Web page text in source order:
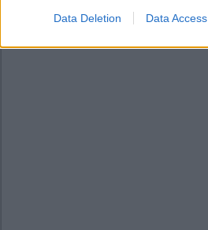
Data Deletion Data Access